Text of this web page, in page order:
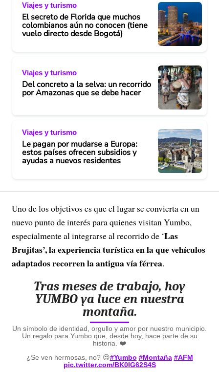
d
Viajes y turismo
El secreto de Florida que muchos
colombianos aún no conocen (tiene
vuelo directo desde Bogotá)
Viajes y turismo
Del concreto a la selva: un recorrido
por Amazonas que se debe hacer
Viajes y turismo
Le pagan por mudarse a Europa:
estos países ofrecen subsidios y
ayudas a nuevos residentes
Uno de los objetivos es que el lugar se convierta en un
nuevo punto de interés para quienes visitan Yumbo,
especialmente al integrarse al recorrido de ‘Las
Brujitas’,la experiencia turística en la que vehículos
adaptados recorren la antigua vía férrea.
Tras meses de trabajo, hoy
YUMBO ya luce en nuestra
montaña.
Un símbolo de identidad, orgullo y amor por nuestro municipio.
Un regalo para Yumbo que, desde hoy, hace parte de su
historia. ❤️
¿Se ven hermosas, no? 😍#Yumbo #Montaña #AFM
pic.twitter.com/BK0lG62S4S